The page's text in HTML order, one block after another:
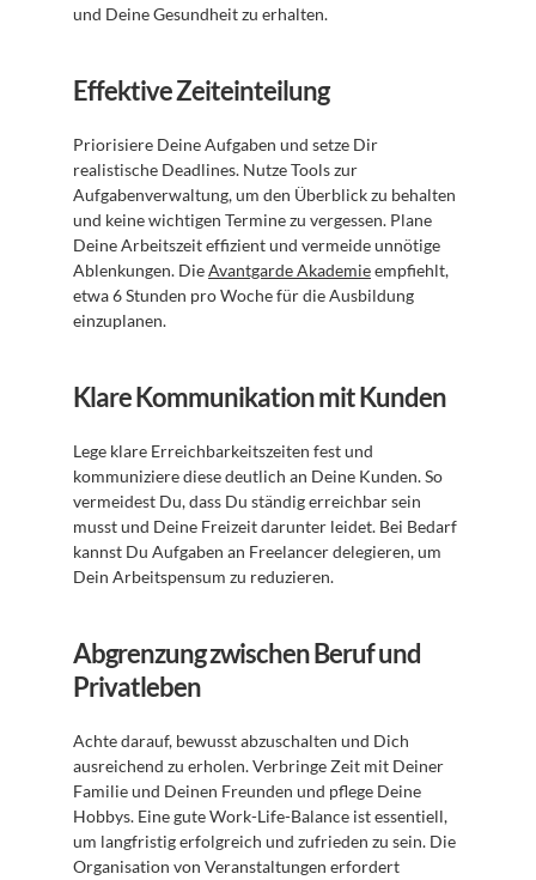
und Deine Gesundheit zu erhalten.
Effektive Zeiteinteilung
Priorisiere Deine Aufgaben und setze Dir
realistische Deadlines. Nutze Tools zur
Aufgabenverwaltung, um den Überblick zu behalten
und keine wichtigen Termine zu vergessen. Plane
Deine Arbeitszeit effizient und vermeide unnötige
Ablenkungen. Die Avantgarde Akademie empfiehlt,
etwa 6 Stunden pro Woche für die Ausbildung
einzuplanen.
Klare Kommunikation mit Kunden
Lege klare Erreichbarkeitszeiten fest und
kommuniziere diese deutlich an Deine Kunden. So
vermeidest Du, dass Du ständig erreichbar sein
musst und Deine Freizeit darunter leidet. Bei Bedarf
kannst Du Aufgaben an Freelancer delegieren, um
Dein Arbeitspensum zu reduzieren.
Abgrenzung zwischen Beruf und
Privatleben
Achte darauf, bewusst abzuschalten und Dich
ausreichend zu erholen. Verbringe Zeit mit Deiner
Familie und Deinen Freunden und pflege Deine
Hobbys. Eine gute Work-Life-Balance ist essentiell,
um langfristig erfolgreich und zufrieden zu sein. Die
Organisation von Veranstaltungen erfordert